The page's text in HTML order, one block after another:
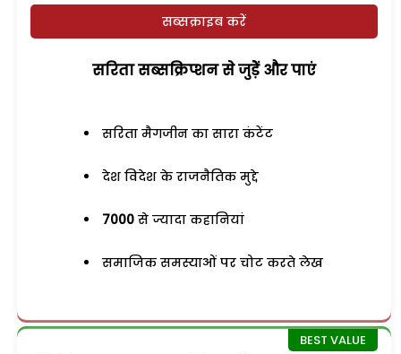
सब्सक्राइब करें
सरिता सब्सक्रिप्शन से जुड़ेें और पाएं
सरिता मैगजीन का सारा कंटेंट
देश विदेश के राजनैतिक मुद्दे
7000 से ज्यादा कहानियां
समाजिक समस्याओं पर चोट करते लेख